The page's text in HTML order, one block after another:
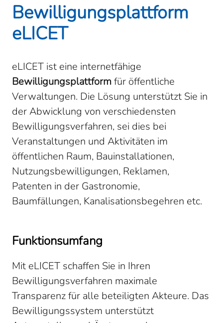
Bewilligungsplattform
eLICET
eLICET ist eine internetfähige
Bewilligungsplattformfür öffentliche
Verwaltungen. Die Lösung unterstützt Sie in
der Abwicklung von verschiedensten
Bewilligungsverfahren, sei dies bei
Veranstaltungen und Aktivitäten im
öffentlichen Raum, Bauinstallationen,
Nutzungsbewilligungen, Reklamen,
Patenten in der Gastronomie,
Baumfällungen, Kanalisationsbegehren etc.
Funktionsumfang
Mit eLICET schaffen Sie in Ihren
Bewilligungsverfahren maximale
Transparenz für alle beteiligten Akteure. Das
Bewilligungssystem unterstützt